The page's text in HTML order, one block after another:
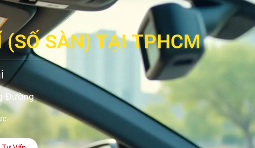
(SỐ SÀN) TẠI TPHCM
Đường